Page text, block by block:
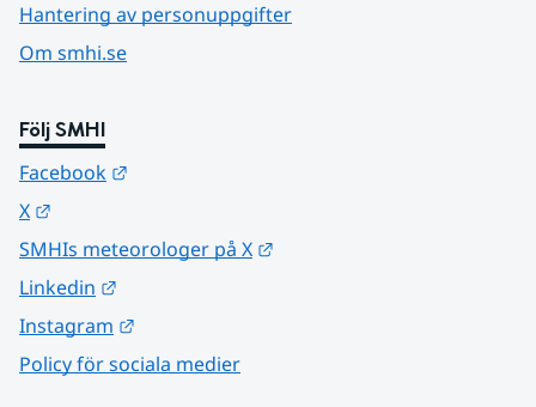
Hantering av personuppgifter
Om smhi.se
Följ SMHI
Facebook
X
SMHIs meteorologer på X
Linkedin
Instagram
Policy för sociala medier